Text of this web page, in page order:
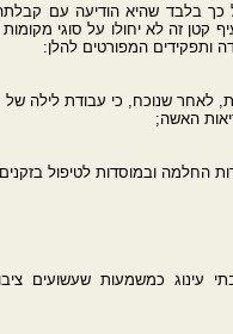
בלבד שהיא הודיעה עם
קטן זה לא יחולו על סוגי
ותפקידים המפורטים להלן:
לאחר שנוכח, כי עבודת לילה
האשה;
עינוג כמשמעות שעשועים